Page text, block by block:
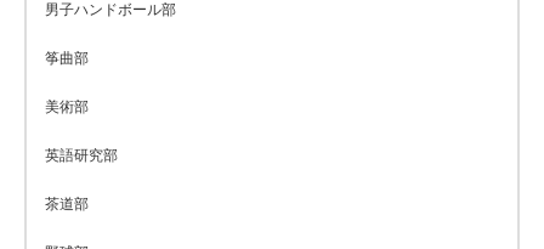
男子ハンドボール部
筝曲部
美術部
英語研究部
茶道部